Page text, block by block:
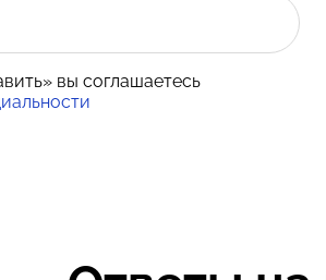
вы соглашаетесь